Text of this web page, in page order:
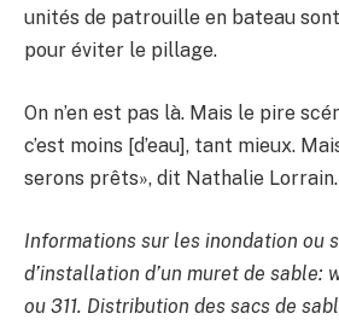
unités de patrouille en bateau
pour éviter le pillage.
On n’en est pas là. Mais le pire
c’est moins [d’eau], tant mieux.
serons prêts», dit Nathalie Lorrain.
Informations sur les inondation ou
d’installation d’un muret de sable:
ou 311. Distribution des sacs de